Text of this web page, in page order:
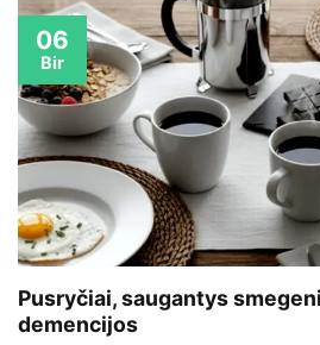
Pusryčiai, saugantys
demencijos
06
Bir